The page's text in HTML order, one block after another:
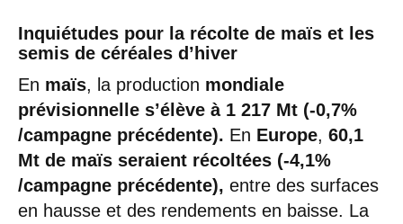
Inquiétudes pour la récolte de maïs et les
semis de céréales d’hiver
En maïs, la production mondiale
prévisionnelle s’élève à 1 217 Mt (-0,7%
/campagne précédente). En Europe, 60,1
Mt de maïs seraient récoltées (-4,1%
/campagne précédente), entre des surfaces
en hausse et des rendements en baisse. La